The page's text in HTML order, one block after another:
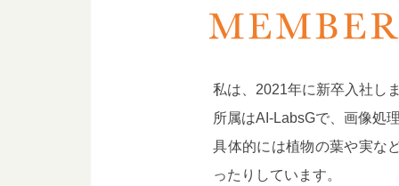
私は、2021年に新卒入社し
所属はAI-LabsGで、画像処
具体的には植物の葉や実な
ったりしています。